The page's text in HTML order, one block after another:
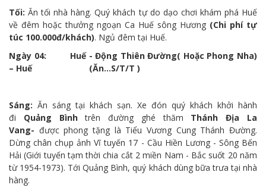
Tối: Ăn tối nhà hàng. Quý khách tự do dạo chơi khám phá Huế
về đêm hoặc thưởng ngoạn Ca Huế sông Hương (Chi phí tự
túc 100.000đ/khách). Ngủ đêm tại Huế.
Ngày 04: Huế - Động Thiên Đường( Hoặc Phong Nha)
– Huế (Ăn…S/T/T )
Sáng: Ăn sáng tại khách sạn. Xe đón quý khách khởi hành
đi Quảng Bìnhtrên đường ghé thăm Thánh Địa La
Vang- được phong tặng là Tiểu Vương Cung Thánh Đường.
Dừng chân chụp ảnh Vĩ tuyến 17 - Cầu Hiền Lương - Sông Bến
Hải (Giới tuyến tạm thời chia cắt 2 miền Nam - Bắc suốt 20 năm
từ 1954-1973). Tới Quảng Bình, quý khách dùng bữa trưa tại nhà
hàng.